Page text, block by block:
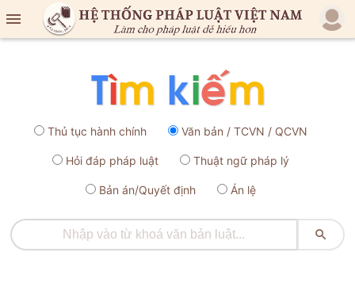

Thủ tục hành chính Văn bản / TCVN / QCVN
Hỏi đáp pháp luật Thuật ngữ pháp lý
Bản án/Quyết định Án lệ
